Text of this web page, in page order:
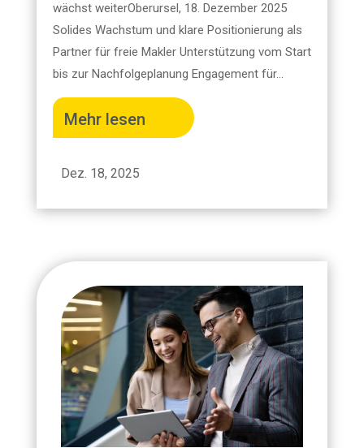
wächst weiterOberursel, 18. Dezember 2025
Solides Wachstum und klare Positionierung als
Partner für freie Makler Unterstützung vom Start
bis zur Nachfolgeplanung Engagement für...
Mehr lesen
Dez. 18, 2025